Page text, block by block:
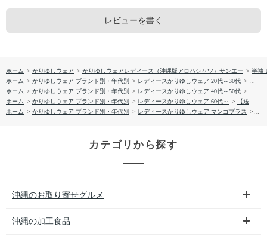
レビューを書く
ホーム > かりゆしウェア > かりゆしウェアレディース（沖縄版アロハシャツ）サンエー > 半袖
ホーム > かりゆしウェア ブランド別・年代別 > レディースかりゆしウェア 20代～30代
ホーム > かりゆしウェア ブランド別・年代別 > レディースかりゆしウェア 40代～50代
ホーム > かりゆしウェア ブランド別・年代別 > レディースかりゆしウェア 60代～ >
【送料無料】ＫＵＪＩＲＡ柄 かりゆしウェア M773 L
ホーム > かりゆしウェア ブランド別・年代別 > レディースかりゆしウェア マンゴプラス
カテゴリから探す
沖縄のお取り寄せグルメ
沖縄の加工食品